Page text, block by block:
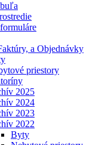
a Objednávky
priestory
2025
2024
2023
2022
Byty